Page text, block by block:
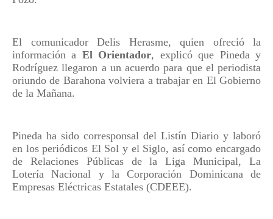
El comunicador Delis Herasme, quien ofreció la
información a El Orientador, explicó que Pineda y
Rodríguez llegaron a un acuerdo para que el periodista
oriundo de Barahona volviera a trabajar en El Gobierno
de la Mañana.
Pineda ha sido corresponsal del Listín Diario y laboró
en los periódicos El Sol y el Siglo, así como encargado
de Relaciones Públicas de la Liga Municipal, La
Lotería Nacional y la Corporación Dominicana de
Empresas Eléctricas Estatales (CDEEE).